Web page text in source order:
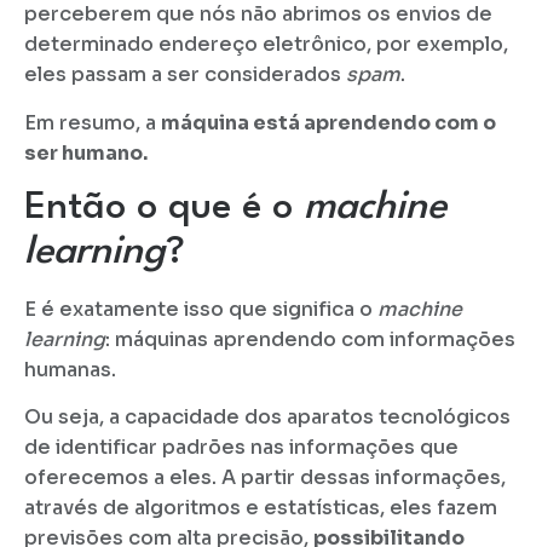
perceberem que nós não abrimos os envios de
determinado endereço eletrônico, por exemplo,
eles passam a ser considerados spam.
Em resumo, a máquina está aprendendo com o
ser humano.
Então o que é o machine
learning?
E é exatamente isso que significa o machine
learning: máquinas aprendendo com informações
humanas.
Ou seja, a capacidade dos aparatos tecnológicos
de identificar padrões nas informações que
oferecemos a eles. A partir dessas informações,
através de algoritmos e estatísticas, eles fazem
previsões com alta precisão, possibilitando